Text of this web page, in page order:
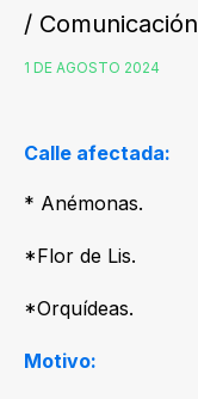
/ Comunicación
1 DE AGOSTO 2024
Calle afectada:
* Anémonas.
*Flor de Lis.
*Orquídeas.
Motivo: